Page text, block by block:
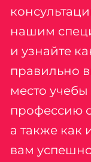
нашим
и узнайте
правильно
место учебы
профессию
а также как
вам